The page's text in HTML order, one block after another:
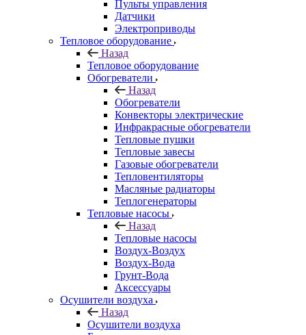
Пульты управления
Датчики
Электроприводы
Тепловое оборудование
Назад
Тепловое оборудование
Обогреватели
Назад
Обогреватели
Конвекторы электрические
Инфракрасные обогреватели
Тепловые пушки
Тепловые завесы
Газовые обогреватели
Тепловентиляторы
Масляные радиаторы
Теплогенераторы
Тепловые насосы
Назад
Тепловые насосы
Воздух-Воздух
Воздух-Вода
Грунт-Вода
Аксессуары
Осушители воздуха
Назад
Осушители воздуха